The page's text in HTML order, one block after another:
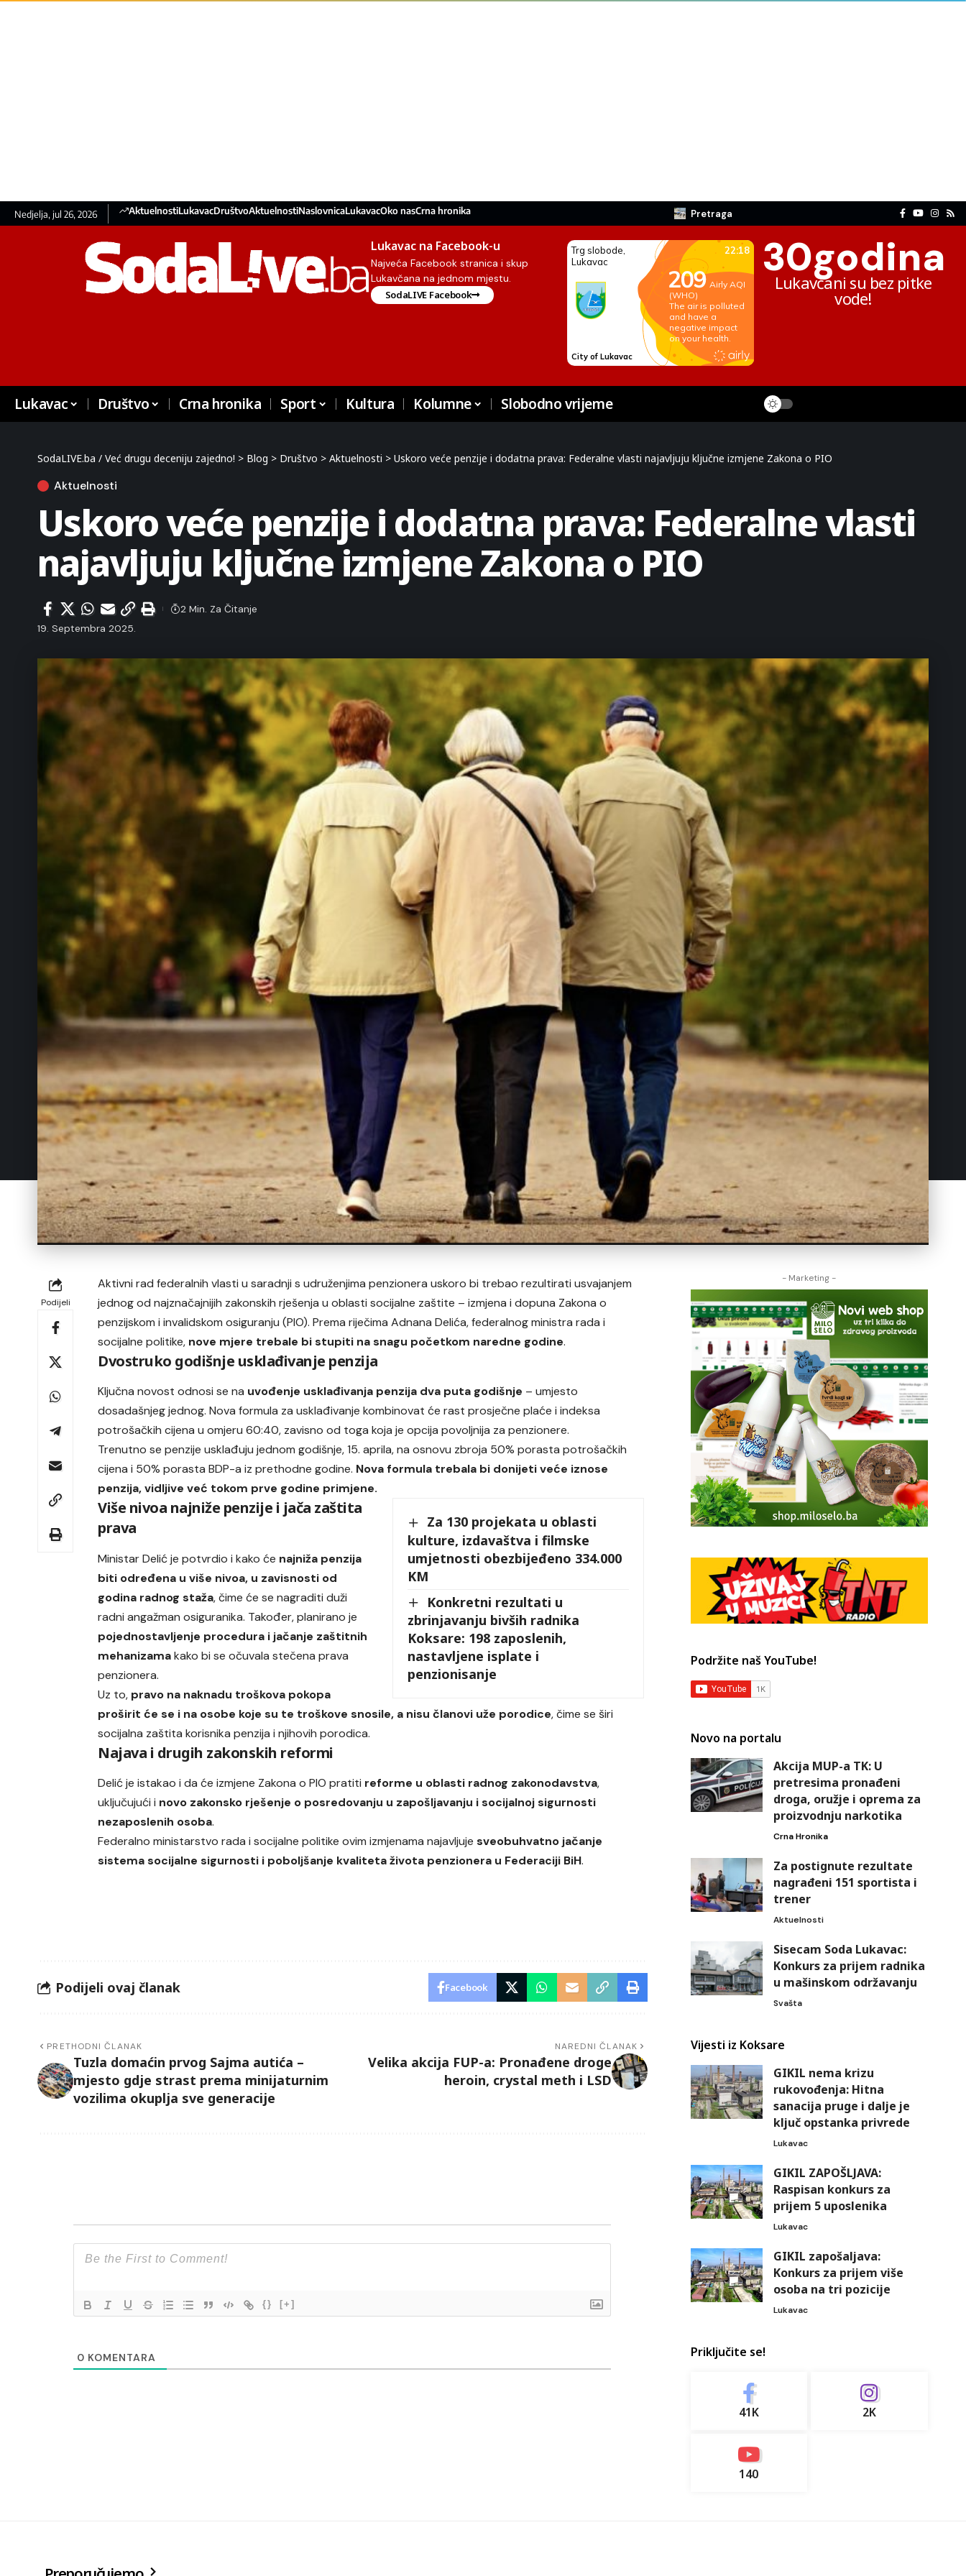
Nedjelja, jul 26, 2026 AktuelnostiLukavacDruštvoAktuelnostiNaslovnicaLukavacOko nasCrna hronika Pretraga
Lukavac na Facebook-u
Najveća Facebook stranica i skup
Lukavčana na jednom mjestu.
SodaLIVE Facebook
30godina
Lukavčani su bez pitke
vode!
Lukavac Društvo Crna hronika Sport Kultura Kolumne Slobodno vrijeme
SodaLIVE.ba / Već drugu deceniju zajedno! > Blog > Društvo > Aktuelnosti > Uskoro veće penzije i dodatna prava: Federalne vlasti najavljuju ključne izmjene Zakona o PIO
Aktuelnosti
Uskoro veće penzije i dodatna prava: Federalne vlasti
najavljuju ključne izmjene Zakona o PIO
19. Septembra 2025.
2 Min. Za Čitanje
Podijeli
Aktivni rad federalnih vlasti u saradnji s udruženjima penzionera uskoro bi trebao rezultirati usvajanjem
jednog od najznačajnijih zakonskih rješenja u oblasti socijalne zaštite – izmjena i dopuna Zakona o
penzijskom i invalidskom osiguranju (PIO). Prema riječima Adnana Delića, federalnog ministra rada i
socijalne politike, nove mjere trebale bi stupiti na snagu početkom naredne godine.
Dvostruko godišnje usklađivanje penzija
Ključna novost odnosi se na uvođenje usklađivanja penzija dva puta godišnje – umjesto
dosadašnjeg jednog. Nova formula za usklađivanje kombinovat će rast prosječne plaće i indeksa
potrošačkih cijena u omjeru 60:40, zavisno od toga koja je opcija povoljnija za penzionere.
Trenutno se penzije usklađuju jednom godišnje, 15. aprila, na osnovu zbroja 50% porasta potrošačkih
cijena i 50% porasta BDP-a iz prethodne godine. Nova formula trebala bi donijeti veće iznose
penzija, vidljive već tokom prve godine primjene.
Za 130 projekata u oblasti
kulture, izdavaštva i filmske
umjetnosti obezbijeđeno 334.000
KM
Konkretni rezultati u
zbrinjavanju bivših radnika
Koksare: 198 zaposlenih,
nastavljene isplate i
penzionisanje
Više nivoa najniže penzije i jača zaštita
prava
Ministar Delić je potvrdio i kako će najniža penzija
biti određena u više nivoa, u zavisnosti od
godina radnog staža, čime će se nagraditi duži
radni angažman osiguranika. Također, planirano je
pojednostavljenje procedura i jačanje zaštitnih
mehanizamakako bi se očuvala stečena prava
penzionera.
Uz to, pravo na naknadu troškova pokopa
proširit će se i na osobe koje su te troškove snosile, a nisu članovi uže porodice, čime se širi
socijalna zaštita korisnika penzija i njihovih porodica.
Najava i drugih zakonskih reformi
Delić je istakao i da će izmjene Zakona o PIO pratiti reforme u oblasti radnog zakonodavstva,
uključujući i novo zakonsko rješenje o posredovanju u zapošljavanju i socijalnoj sigurnosti
nezaposlenih osoba.
Federalno ministarstvo rada i socijalne politike ovim izmjenama najavljujesveobuhvatno jačanje
sistema socijalne sigurnosti i poboljšanje kvaliteta života penzionera u Federaciji BiH.
Podijeli ovaj članak Facebook
PRETHODNI ČLANAK
Tuzla domaćin prvog Sajma autića –
mjesto gdje strast prema minijaturnim
vozilima okuplja sve generacije
NAREDNI ČLANAK
Velika akcija FUP-a: Pronađene droge
heroin, crystal meth i LSD
{} [+]
0 KOMENTARA
- Marketing -
Podržite naš YouTube!
Novo na portalu
Akcija MUP-a TK: U
pretresima pronađeni
droga, oružje i oprema za
proizvodnju narkotika
Crna Hronika
Za postignute rezultate
nagrađeni 151 sportista i
trener
Aktuelnosti
Sisecam Soda Lukavac:
Konkurs za prijem radnika
u mašinskom održavanju
Svašta
Vijesti iz Koksare
GIKIL nema krizu
rukovođenja: Hitna
sanacija pruge i dalje je
ključ opstanka privrede
Lukavac
GIKIL ZAPOŠLJAVA:
Raspisan konkurs za
prijem 5 uposlenika
Lukavac
GIKIL zapošaljava:
Konkurs za prijem više
osoba na tri pozicije
Lukavac
Priključite se!
41K 2K
140